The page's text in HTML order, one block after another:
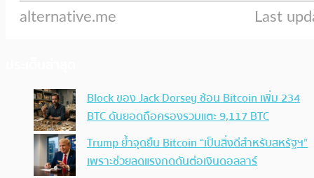
Block ของ Jack Dorsey ช้อน Bitcoin เพิ่ม 234
BTC ดันยอดถือครองรวมแตะ 9,117 BTC
Trump ย้ำจุดยืน Bitcoin “เป็นสิ่งดีสำหรับสหรัฐฯ”
เพราะช่วยลดแรงกดดันต่อเงินดอลลาร์